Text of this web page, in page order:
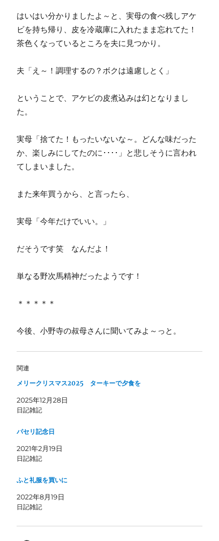
はいはい分かりましたよ～と、実母の食べ残しアケ
ビを持ち帰り、皮を冷蔵庫に入れたまま忘れてた！
茶色くなっているところを夫に見つかり。
夫「え～！調理するの？ボクは遠慮しとく」
ということで、アケビの皮煮込みは幻となりまし
た。
実母「捨てた！もったいないな～。どんな味だった
か、楽しみにしてたのに････」と悲しそうに言われ
てしまいました。
また来年買うから、と言ったら、
実母「今年だけでいい。」
だそうです笑 なんだよ！
単なる野次馬精神だったようです！
＊＊＊＊＊
今後、小野寺の叔母さんに聞いてみよ～っと。
関連
メリークリスマス2025 ターキーで夕食を
2025年12月28日
日記雑記
パセリ記念日
2021年2月19日
日記雑記
ふと礼服を買いに
2022年8月19日
日記雑記